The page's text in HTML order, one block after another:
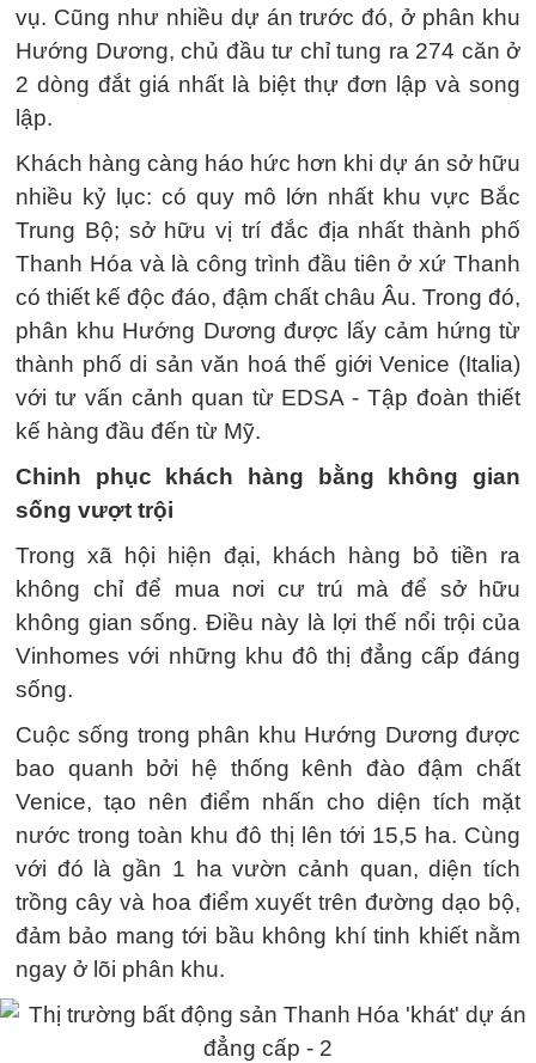
vụ. Cũng như nhiều dự án trước đó, ở phân khu
Hướng Dương, chủ đầu tư chỉ tung ra 274 căn ở
2 dòng đắt giá nhất là biệt thự đơn lập và song
lập.
Khách hàng càng háo hức hơn khi dự án sở hữu
nhiều kỷ lục: có quy mô lớn nhất khu vực Bắc
Trung Bộ; sở hữu vị trí đắc địa nhất thành phố
Thanh Hóa và là công trình đầu tiên ở xứ Thanh
có thiết kế độc đáo, đậm chất châu Âu. Trong đó,
phân khu Hướng Dương được lấy cảm hứng từ
thành phố di sản văn hoá thế giới Venice (Italia)
với tư vấn cảnh quan từ EDSA - Tập đoàn thiết
kế hàng đầu đến từ Mỹ.
Chinh phục khách hàng bằng không gian
sống vượt trội
Trong xã hội hiện đại, khách hàng bỏ tiền ra
không chỉ để mua nơi cư trú mà để sở hữu
không gian sống. Điều này là lợi thế nổi trội của
Vinhomes với những khu đô thị đẳng cấp đáng
sống.
Cuộc sống trong phân khu Hướng Dương được
bao quanh bởi hệ thống kênh đào đậm chất
Venice, tạo nên điểm nhấn cho diện tích mặt
nước trong toàn khu đô thị lên tới 15,5 ha. Cùng
với đó là gần 1 ha vườn cảnh quan, diện tích
trồng cây và hoa điểm xuyết trên đường dạo bộ,
đảm bảo mang tới bầu không khí tinh khiết nằm
ngay ở lõi phân khu.